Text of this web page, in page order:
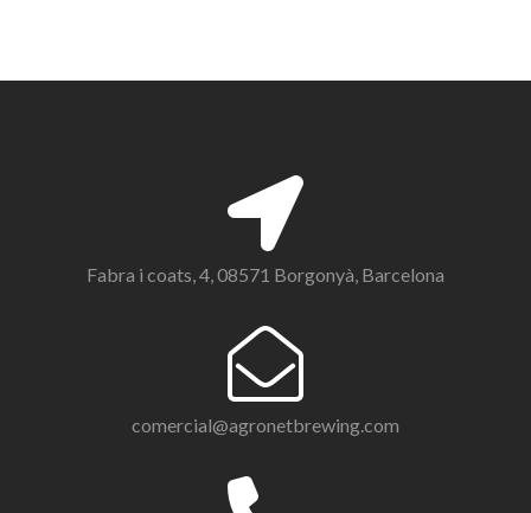
Fabra i coats, 4, 08571 Borgonyà, Barcelona
comercial@agronetbrewing.com